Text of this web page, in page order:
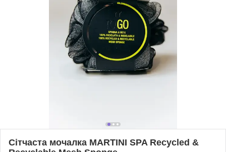
Сітчаста мочалка MARTINI SPA Recycled &